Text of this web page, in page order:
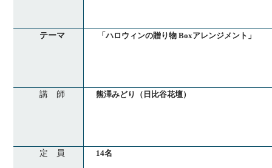
テーマ 「ハロウィンの贈り物 Boxアレンジメント」
講 師 熊澤みどり（日比谷花壇）
定 員 14名